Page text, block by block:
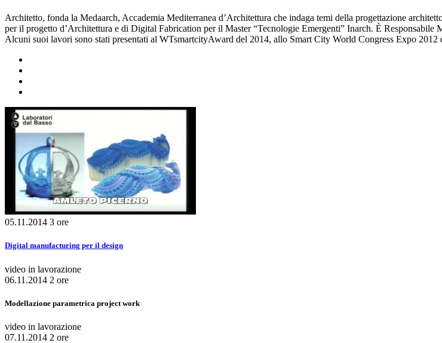
Architetto, fonda la Medaarch, Accademia Mediterranea d’Architettura che indaga temi della progettazione
per il progetto d’Architettura e di Digital Fabrication per il Master “Tecnologie Emergenti” Inarch. È
Alcuni suoi lavori sono stati presentati al WTsmartcityAward del 2014, allo Smart City World Congress Expo 2012
05.11.2014 3 ore
Digital manufacturing per il design
video in lavorazione
06.11.2014 2 ore
Modellazione parametrica project work
video in lavorazione
07.11.2014 2 ore